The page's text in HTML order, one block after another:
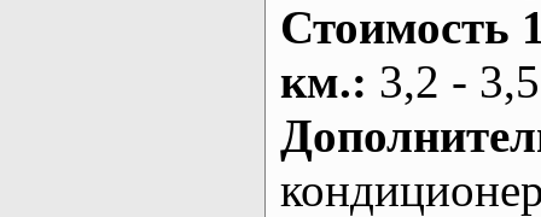
Стоимость
км.: 3,2 -